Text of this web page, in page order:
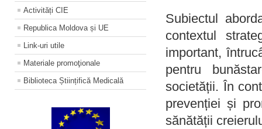
Activități CIE
Republica Moldova și UE
Link-uri utile
Materiale promoţionale
Biblioteca Științifică Medicală
Subiectul
contextul
important,
pentru
societății. În
prevenției și
sănătății